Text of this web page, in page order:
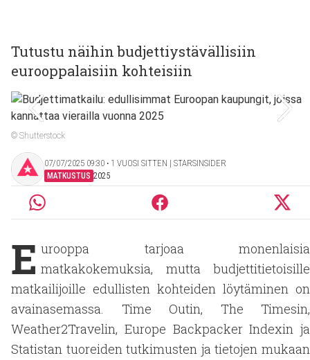
Tutustu näihin budjettiystävällisiin
eurooppalaisiin kohteisiin
© Shutterstock
07/07/2025 09:30 ‧ 1 VUOSI SITTEN | STARSINSIDER
MATKUSTUS 2025
E urooppa tarjoaa monenlaisia
matkakokemuksia, mutta budjettitietoisille
matkailijoille edullisten kohteiden löytäminen on
avainasemassa. Time Outin, The Timesin,
Weather2Travelin, Europe Backpacker Indexin ja
Statistan tuoreiden tutkimusten ja tietojen mukaan